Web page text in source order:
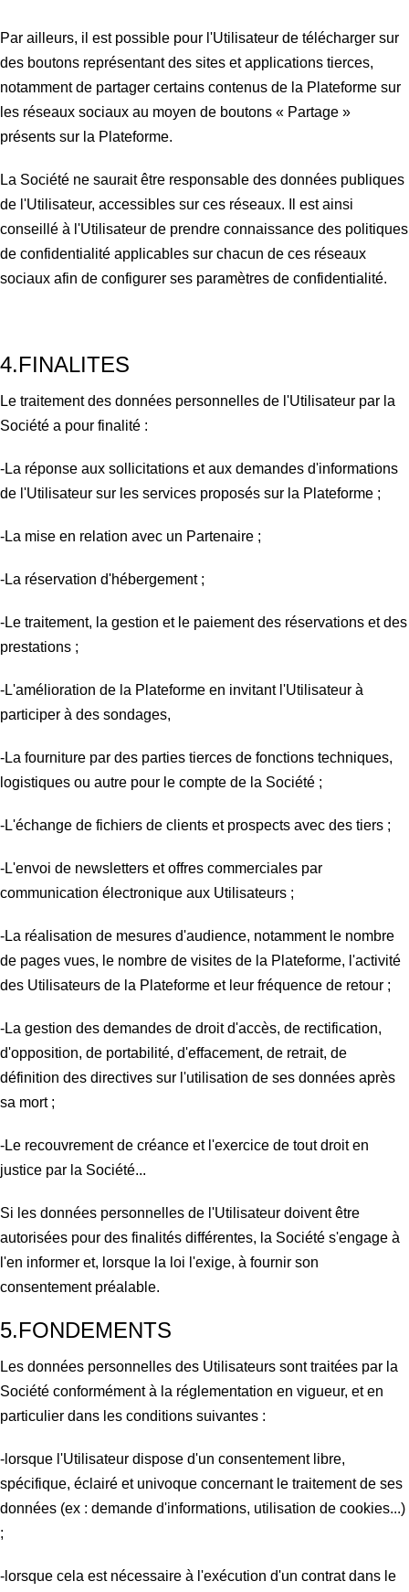
Par ailleurs, il est possible pour l'Utilisateur de télécharger sur
des boutons représentant des sites et applications tierces,
notamment de partager certains contenus de la Plateforme sur
les réseaux sociaux au moyen de boutons « Partage »
présents sur la Plateforme.
La Société ne saurait être responsable des données publiques
de l'Utilisateur, accessibles sur ces réseaux.
Il est ainsi
conseillé à l'Utilisateur de prendre connaissance des politiques
de confidentialité applicables sur chacun de ces réseaux
sociaux afin de configurer ses paramètres de confidentialité.
4.FINALITES
Le traitement des données personnelles de l'Utilisateur par la
Société a pour finalité :
-La réponse aux sollicitations et aux demandes d'informations
de l'Utilisateur sur les services proposés sur la Plateforme ;
-La mise en relation avec un Partenaire ;
-La réservation d'hébergement ;
-Le traitement, la gestion et le paiement des réservations et des
prestations ;
-L'amélioration de la Plateforme en invitant l'Utilisateur à
participer à des sondages,
-La fourniture par des parties tierces de fonctions techniques,
logistiques ou autre pour le compte de la Société ;
-L'échange de fichiers de clients et prospects avec des tiers ;
-L'envoi de newsletters et offres commerciales par
communication électronique aux Utilisateurs ;
-La réalisation de mesures d'audience, notamment le nombre
de pages vues, le nombre de visites de la Plateforme, l'activité
des Utilisateurs de la Plateforme et leur fréquence de retour ;
-La gestion des demandes de droit d'accès, de rectification,
d'opposition, de portabilité, d'effacement, de retrait, de
définition des directives sur l'utilisation de ses données après
sa mort ;
-Le recouvrement de créance et l'exercice de tout droit en
justice par la Société...
Si les données personnelles de l'Utilisateur doivent être
autorisées pour des finalités différentes, la Société s'engage à
l'en informer et, lorsque la loi l'exige, à fournir son
consentement préalable.
5.FONDEMENTS
Les données personnelles des Utilisateurs sont traitées par la
Société conformément à la réglementation en vigueur, et en
particulier dans les conditions suivantes :
-lorsque l'Utilisateur dispose d'un consentement libre,
spécifique, éclairé et univoque concernant le traitement de ses
données (ex : demande d'informations, utilisation de cookies...)
;
-lorsque cela est nécessaire à l'exécution d'un contrat dans le